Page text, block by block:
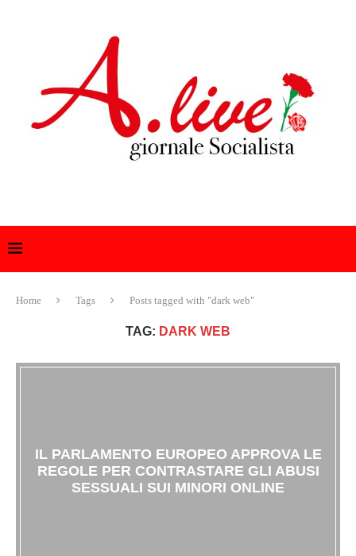
Home Tags Posts tagged with "dark web"
TAG: DARK WEB
IL PARLAMENTO EUROPEO APPROVA LE
REGOLE PER CONTRASTARE GLI ABUSI
SESSUALI SUI MINORI ONLINE